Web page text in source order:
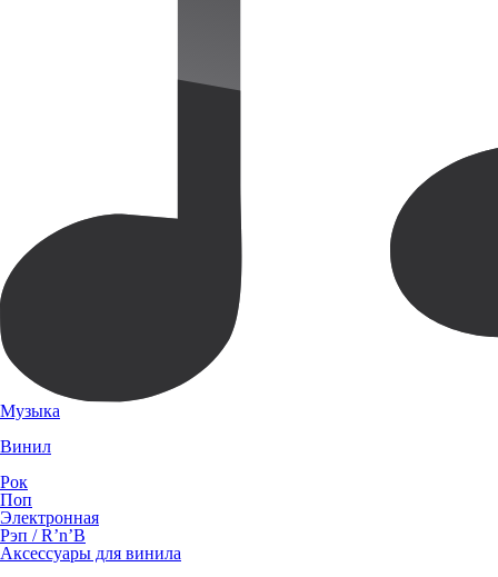
Музыка
Винил
Рок
Поп
Электронная
Рэп / R’n’B
Аксессуары для винила